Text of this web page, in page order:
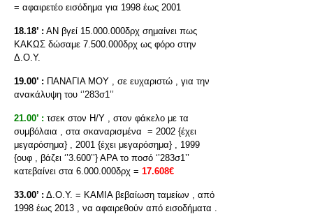
= αφαιρετέο εισόδημα για 1998 έως 2001
18.18’ : ΑΝ βγεί 15.000.000δρχ σημαίνει πως
ΚΑΚΩΣ δώσαμε 7.500.000δρχ ως φόρο στην
Δ.Ο.Υ.
19.00’ : ΠΑΝΑΓΙΑ ΜΟΥ , σε ευχαριστώ , για την
ανακάλυψη του ‘’283σ1’’
21.00’ : τσεκ στον Η/Υ , στον φάκελο με τα
συμβόλαια , στα σκαναρισμένα = 2002 {έχει
μεγαρόσημα} , 2001 {έχει μεγαρόσημα} , 1999
{ουφ , βάζει ‘’3.600’’} ΑΡΑ το ποσό ‘’283σ1’’
κατεβαίνει στα 6.000.000δρχ = 17.608€
33.00’ : Δ.Ο.Υ. = ΚΑΜΙΑ βεβαίωση ταμείων , από
1998 έως 2013 , να αφαιρεθούν από εισοδήματα .